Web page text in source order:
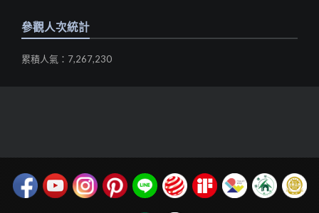
參觀人次統計
累積人氣：7,267,230